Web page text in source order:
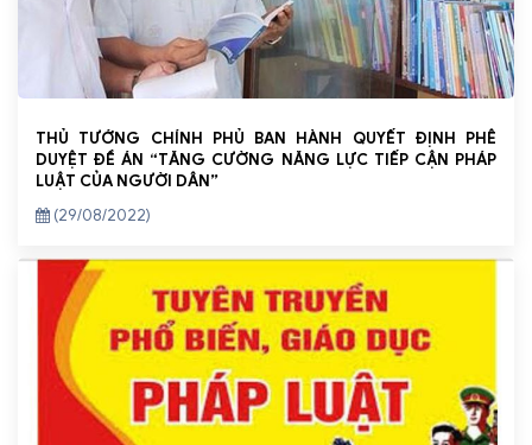
THỦ TƯỚNG CHÍNH PHỦ BAN HÀNH QUYẾT ĐỊNH PHÊ
DUYỆT ĐỀ ÁN “TĂNG CƯỜNG NĂNG LỰC TIẾP CẬN PHÁP
LUẬT CỦA NGƯỜI DÂN”
(29/08/2022)